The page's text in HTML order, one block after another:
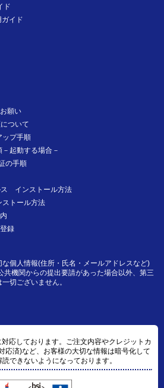
ド
イド
願い
ついて
ップ手順
起動する場合－
の手順
ス インストール方法
トール方法
録
個人情報(住所・氏名・メールアドレスなど)
共機関からの提出要請があった場合以外、第三
切ございません。
応しております。ご注文内容やクレジットカ
応済)など、お客様の大切な情報は暗号化して
できないようになっております。